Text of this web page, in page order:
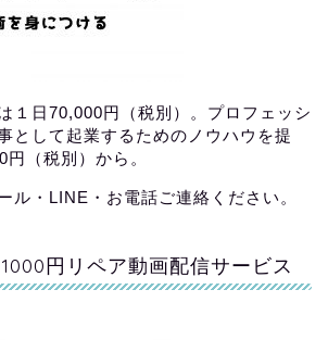
１日70,000円（税別）。プロフェッシ
として起業するためのノウハウを提
（税別）から。
ル・LINE・お電話ご連絡ください。
円リペア動画配信サービス